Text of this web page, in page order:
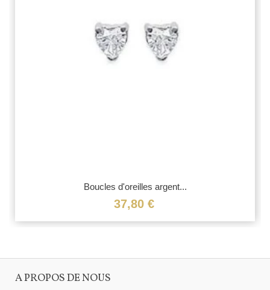
Boucles d'oreilles argent...
37,80 €
A PROPOS DE NOUS